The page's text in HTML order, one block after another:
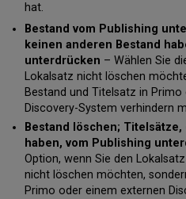
hat.
Bestand vom Publishing
keinen anderen Bestand
unterdrücken – Wählen Sie
Lokalsatz nicht löschen
Bestand und Titelsatz in
Discovery-System verhindern
Bestand löschen;
haben, vom Publishing
Option, wenn Sie den
nicht löschen möchten,
Primo oder einem externen